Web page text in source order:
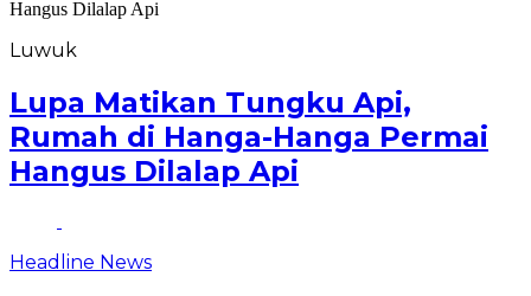
Luwuk
Lupa Matikan Tungku Api,
Rumah di Hanga-Hanga Permai
Hangus Dilalap Api
Headline News